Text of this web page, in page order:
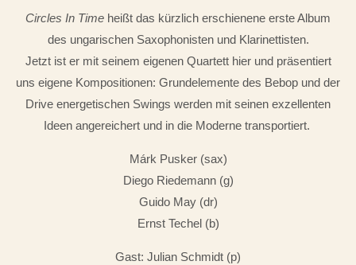
Circles In Time heißt das kürzlich erschienene erste Album
des ungarischen Saxophonisten und Klarinettisten.
Jetzt ist er mit seinem eigenen Quartett hier und präsentiert
uns eigene Kompositionen: Grundelemente des Bebop und der
Drive energetischen Swings werden mit seinen exzellenten
Ideen angereichert und in die Moderne transportiert.
Márk Pusker (sax)
Diego Riedemann (g)
Guido May (dr)
Ernst Techel (b)
Gast: Julian Schmidt (p)